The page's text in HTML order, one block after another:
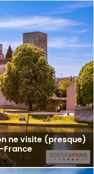
ne visite (presque)
France